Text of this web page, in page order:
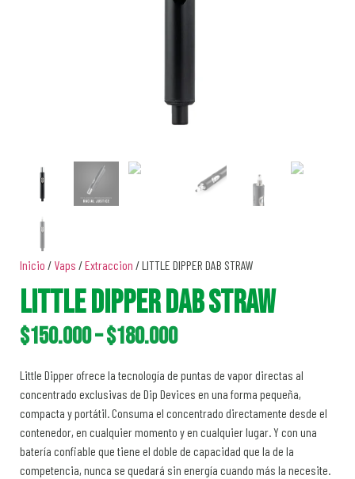
Inicio / Vaps /Extraccion / LITTLE DIPPER DAB STRAW
LITTLE DIPPER DAB STRAW
$150.000–$180.000
Little Dipper ofrece la tecnología de puntas de vapor directas al
concentrado exclusivas de Dip Devices en una forma pequeña,
compacta y portátil. Consuma el concentrado directamente desde el
contenedor, en cualquier momento y en cualquier lugar. Y con una
batería confiable que tiene el doble de capacidad que la de la
competencia, nunca se quedará sin energía cuando más la necesite.